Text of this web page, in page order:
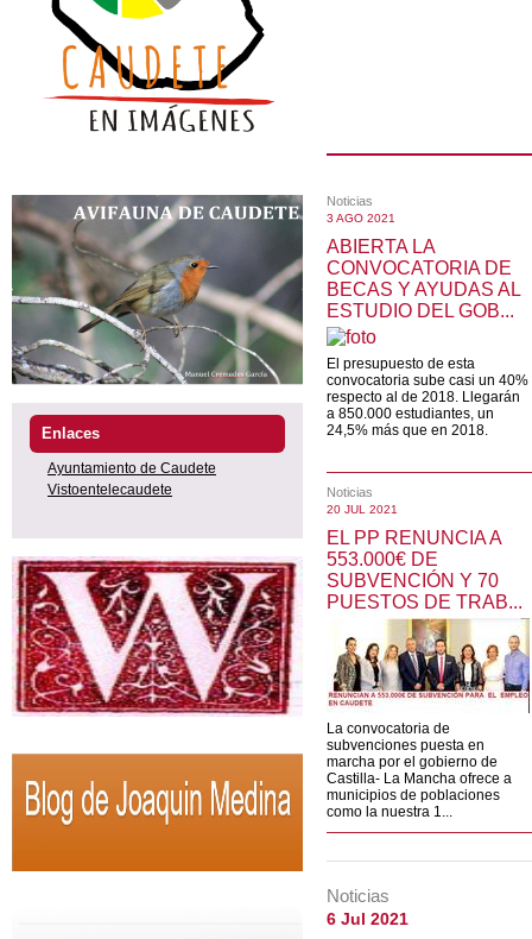
Enlaces
Ayuntamiento de Caudete
Vistoentelecaudete
Noticias
3 AGO 2021
ABIERTA LA
CONVOCATORIA DE
BECAS Y AYUDAS AL
ESTUDIO DEL GOB...
El presupuesto de esta
convocatoria sube casi un 40%
respecto al de 2018. Llegarán
a 850.000 estudiantes, un
24,5% más que en 2018.
Noticias
20 JUL 2021
EL PP RENUNCIA A
553.000€ DE
SUBVENCIÓN Y 70
PUESTOS DE TRAB...
La convocatoria de
subvenciones puesta en
marcha por el gobierno de
Castilla- La Mancha ofrece a
municipios de poblaciones
como la nuestra 1...
Noticias
6 Jul 2021